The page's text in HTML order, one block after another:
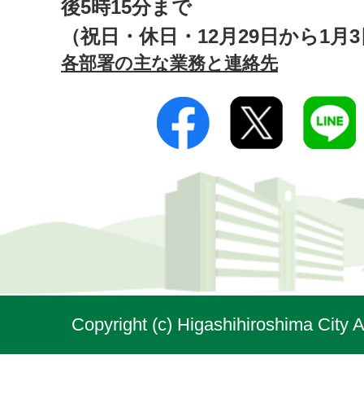
後5時15分まで
（祝日・休日・12月29日から1月
各部署の主な業務と連絡先
Copyright (c) Higashihiroshima City